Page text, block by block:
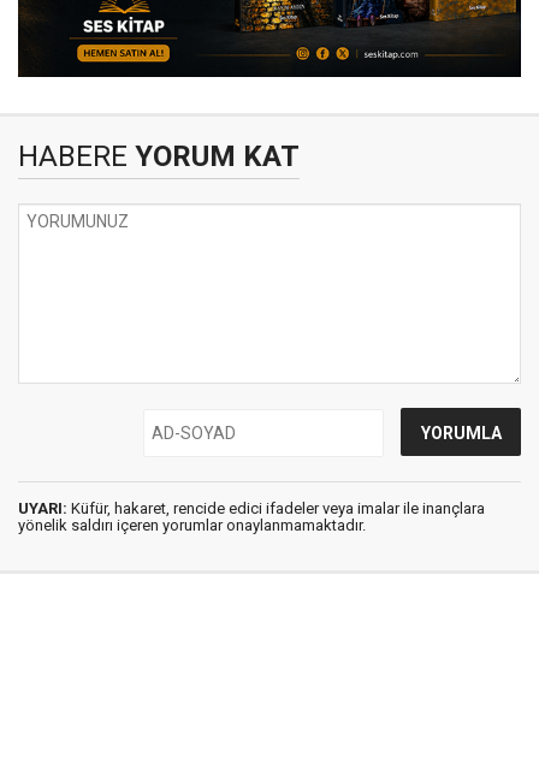
HABERE YORUM KAT
UYARI: Küfür, hakaret, rencide edici ifadeler veya imalar ile inançlara
yönelik saldırı içeren yorumlar onaylanmamaktadır.